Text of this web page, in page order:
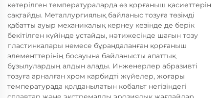
көтерілген температураларда өз қорғаныш қасиеттерін
сақтайды. Металлургиялық байланыс тозуға төзімді
қабатты ауыр механикалық кернеу кезінде де берік
бекітілген күйінде ұстайды, нәтижесінде шағын тозу
пластинкалары немесе бұрандаланған қорғаныш
элементтерінің босауына байланысты апаттық
бұзылулардың алдын алады. Инженерлер абразивті
тозуға арналған хром карбидті жүйелер, жоғары
температурада қолданылатын кобальт негізіндегі